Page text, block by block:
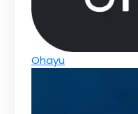
Ohayu